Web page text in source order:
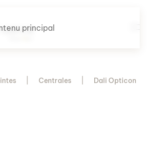
principal
Centrales
Dali Opticon